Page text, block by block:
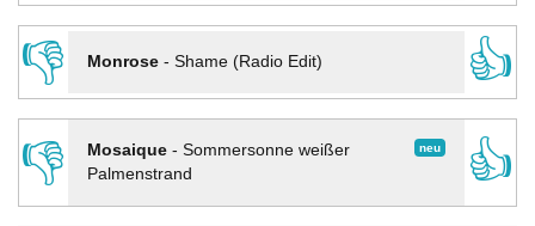
👎
Monrose- Shame (Radio Edit)
👍
👎
neu
Mosaique- Sommersonne weißer
Palmenstrand
👍